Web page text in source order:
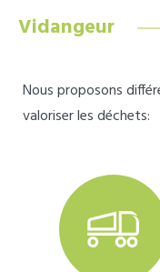
Vidangeur
Nous proposons
valoriser les déchets: